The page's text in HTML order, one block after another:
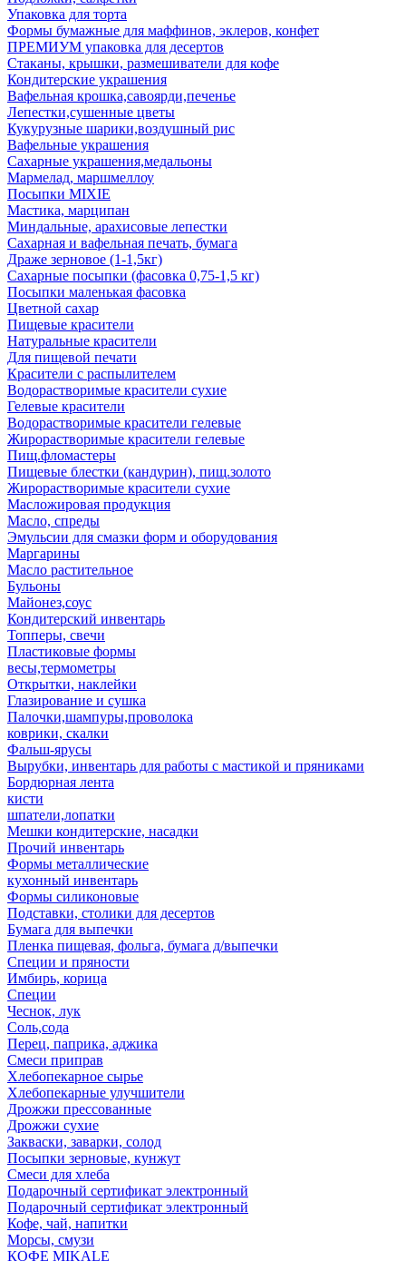
Упаковка для торта
Формы бумажные для маффинов, эклеров, конфет
ПРЕМИУМ упаковка для десертов
Стаканы, крышки, размешиватели для кофе
Кондитерские украшения
Вафельная крошка,савоярди,печенье
Лепестки,сушенные цветы
Кукурузные шарики,воздушный рис
Вафельные украшения
Сахарные украшения,медальоны
Мармелад, маршмеллоу
Посыпки MIXIE
Мастика, марципан
Миндальные, арахисовые лепестки
Сахарная и вафельная печать, бумага
Драже зерновое (1-1,5кг)
Сахарные посыпки (фасовка 0,75-1,5 кг)
Посыпки маленькая фасовка
Цветной сахар
Пищевые красители
Натуральные красители
Для пищевой печати
Красители с распылителем
Водорастворимые красители сухие
Гелевые красители
Водорастворимые красители гелевые
Жирорастворимые красители гелевые
Пищ.фломастеры
Пищевые блестки (кандурин), пищ.золото
Жирорастворимые красители сухие
Масложировая продукция
Масло, спреды
Эмульсии для смазки форм и оборудования
Маргарины
Масло растительное
Бульоны
Майонез,соус
Кондитерский инвентарь
Топперы, свечи
Пластиковые формы
весы,термометры
Открытки, наклейки
Глазирование и сушка
Палочки,шампуры,проволока
коврики, скалки
Фальш-ярусы
Вырубки, инвентарь для работы с мастикой и пряниками
Бордюрная лента
кисти
шпатели,лопатки
Мешки кондитерские, насадки
Прочий инвентарь
Формы металлические
кухонный инвентарь
Формы силиконовые
Подставки, столики для десертов
Бумага для выпечки
Пленка пищевая, фольга, бумага д/выпечки
Специи и пряности
Имбирь, корица
Специи
Чеснок, лук
Соль,сода
Перец, паприка, аджика
Смеси приправ
Хлебопекарное сырье
Хлебопекарные улучшители
Дрожжи прессованные
Дрожжи сухие
Закваски, заварки, солод
Посыпки зерновые, кунжут
Смеси для хлеба
Подарочный сертификат электронный
Подарочный сертификат электронный
Кофе, чай, напитки
Морсы, смузи
КОФЕ MIKALE